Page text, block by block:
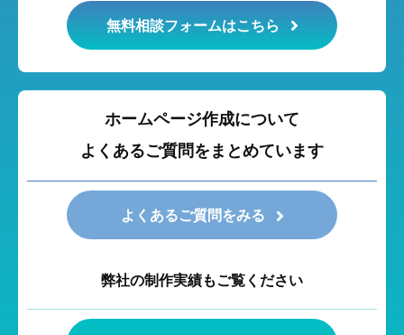
無料相談フォームはこちら
ホームページ作成について
よくあるご質問をまとめています
よくあるご質問をみる
弊社の制作実績もご覧ください